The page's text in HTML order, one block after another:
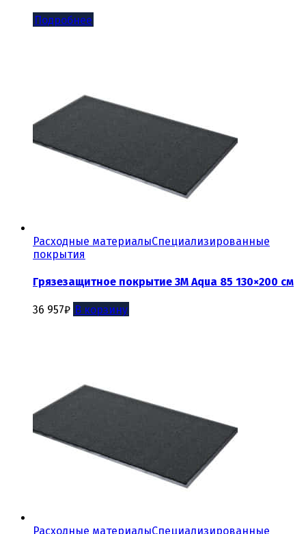
Подробнее
Расходные материалыСпециализированные
покрытия
Грязезащитное покрытие 3М Aqua 85 130×200 см
36 957₽ В корзину
Расходные материалыСпециализированные